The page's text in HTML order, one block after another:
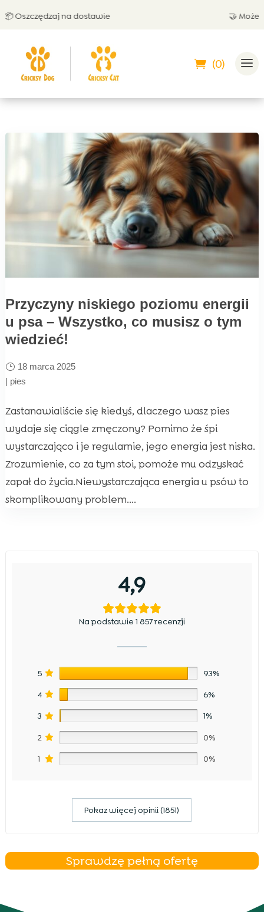
na dostawie 🤝 Możesz
(0)
Przyczyny niskiego poziomu energii
u psa – Wszystko, co musisz o tym
wiedzieć!
18 marca 2025
| pies
Zastanawialiście się kiedyś, dlaczego wasz pies
wydaje się ciągle zmęczony? Pomimo że śpi
wystarczająco i je regularnie, jego energia jest niska.
Zrozumienie, co za tym stoi, pomoże mu odzyskać
zapał do życia.Niewystarczająca energia u psów to
skomplikowany problem....
4,9
Na podstawie 1 857 recenzji
5 93%
4 6%
3 1%
2 0%
1 0%
Pokaz więcej opinii (1851)
Sprawdzę pełną ofertę